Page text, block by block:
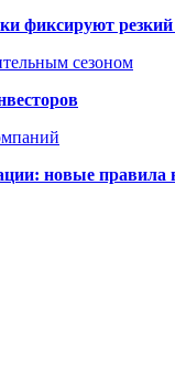
фиксируют
сезоном
новые правила